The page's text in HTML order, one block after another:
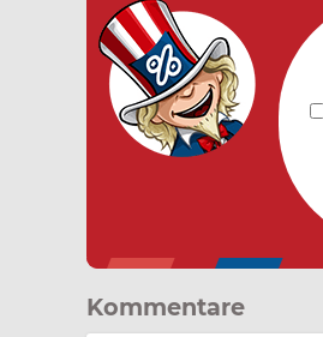
Kommentare